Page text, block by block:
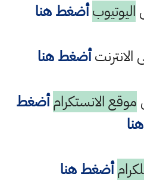
اليوتيوب أضغط هنا
الانترنتأضغط هنا
موقع الانستكرام أضغط
هنا
أضغط هنا